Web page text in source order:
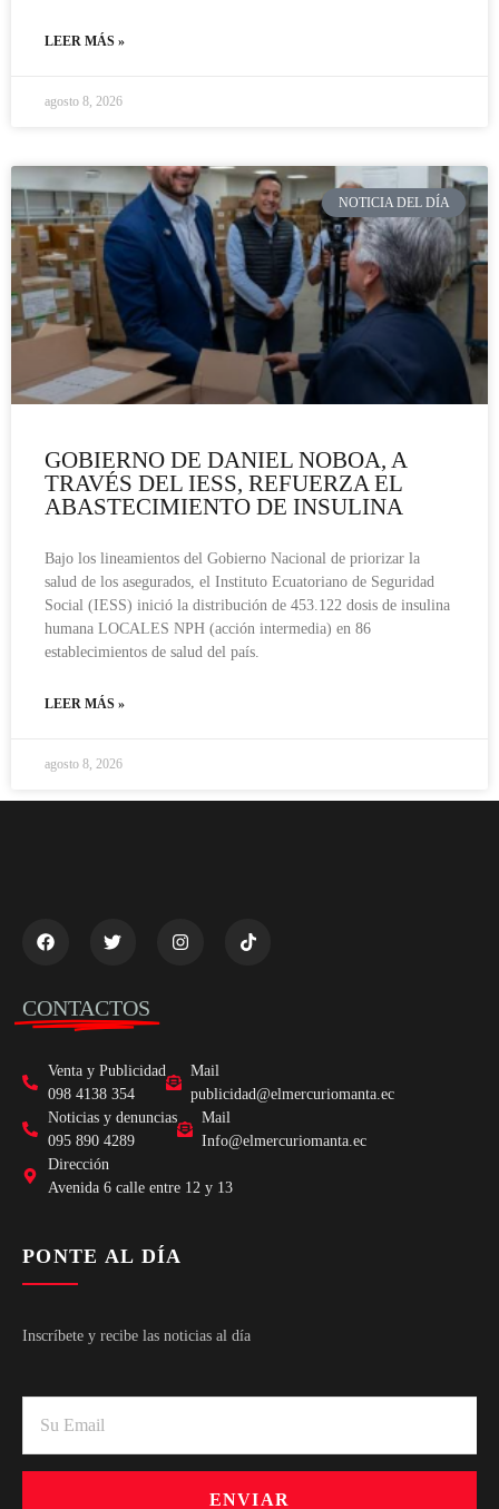
LEER MÁS »
agosto 8, 2026
NOTICIA DEL DÍA
GOBIERNO DE DANIEL NOBOA, A
TRAVÉS DEL IESS, REFUERZA EL
ABASTECIMIENTO DE INSULINA
Bajo los lineamientos del Gobierno Nacional de priorizar la
salud de los asegurados, el Instituto Ecuatoriano de Seguridad
Social (IESS) inició la distribución de 453.122 dosis de insulina
humana LOCALES NPH (acción intermedia) en 86
establecimientos de salud del país.
LEER MÁS »
agosto 8, 2026
CONTACTOS
Venta y Publicidad
098 4138 354
Mail
publicidad@elmercuriomanta.ec
Noticias y denuncias
095 890 4289
Mail
Info@elmercuriomanta.ec
Dirección
Avenida 6 calle entre 12 y 13
PONTE AL DÍA
Inscríbete y recibe las noticias al día
ENVIAR